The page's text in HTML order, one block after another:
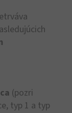
(pozri
typ 1 a typ